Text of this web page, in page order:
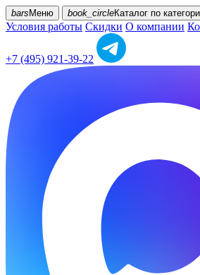
bars Меню book_circleКаталог по
Условия работы Скидки О компании
+7 (495) 921-39-22